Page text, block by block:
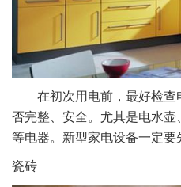
在初次用电前，最好检查
否完整、安全。尤其是电水
等电器。新型家电设备一定要
瓷砖